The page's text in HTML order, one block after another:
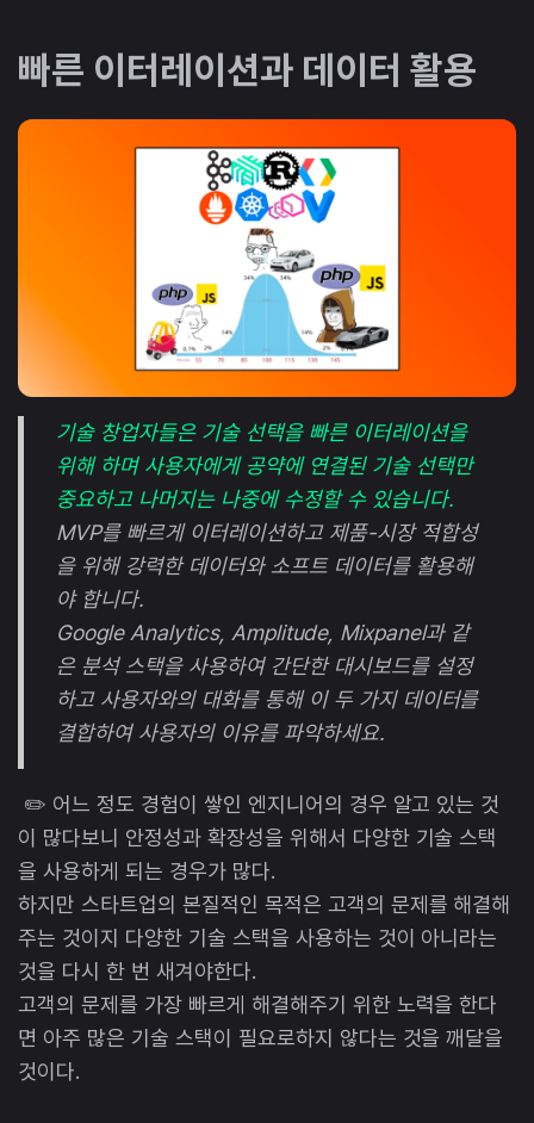
빠른 이터레이션과 데이터 활용
기술 창업자들은 기술 선택을 빠른 이터레이션을
위해 하며 사용자에게 공약에 연결된 기술 선택만
중요하고 나머지는 나중에 수정할 수 있습니다.
MVP를 빠르게 이터레이션하고 제품-시장 적합성
을 위해 강력한 데이터와 소프트 데이터를 활용해
야 합니다.
Google Analytics, Amplitude, Mixpanel과 같
은 분석 스택을 사용하여 간단한 대시보드를 설정
하고 사용자와의 대화를 통해 이 두 가지 데이터를
결합하여 사용자의 이유를 파악하세요.
✏️ 어느 정도 경험이 쌓인 엔지니어의 경우 알고 있는 것
이 많다보니 안정성과 확장성을 위해서 다양한 기술 스택
을 사용하게 되는 경우가 많다.
하지만 스타트업의 본질적인 목적은 고객의 문제를 해결해
주는 것이지 다양한 기술 스택을 사용하는 것이 아니라는
것을 다시 한 번 새겨야한다.
고객의 문제를 가장 빠르게 해결해주기 위한 노력을 한다
면 아주 많은 기술 스택이 필요로하지 않다는 것을 깨달을
것이다.